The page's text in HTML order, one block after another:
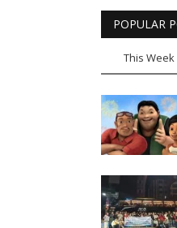
POPULAR
This Week